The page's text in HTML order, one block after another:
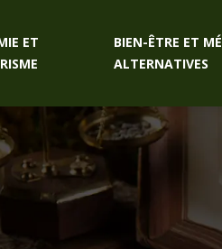
ET
BIEN-ÊTRE ET
ALTERNATIVES